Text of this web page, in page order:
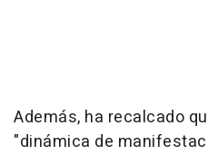
Además, ha recalcado
"dinámica de